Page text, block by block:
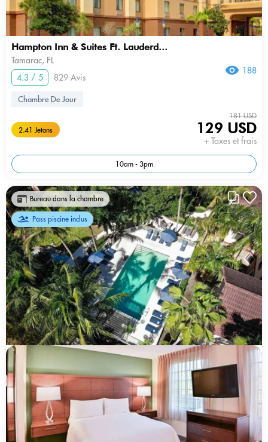
Hampton Inn & Suites Ft. Lauderd...
Tamarac, FL
4.3 / 5
829 Avis
188
Chambre De Jour
2.41 Jetons
181 USD
129 USD
+ Taxes et frais
10am - 3pm
Bureau dans la chambre
Pass piscine inclus